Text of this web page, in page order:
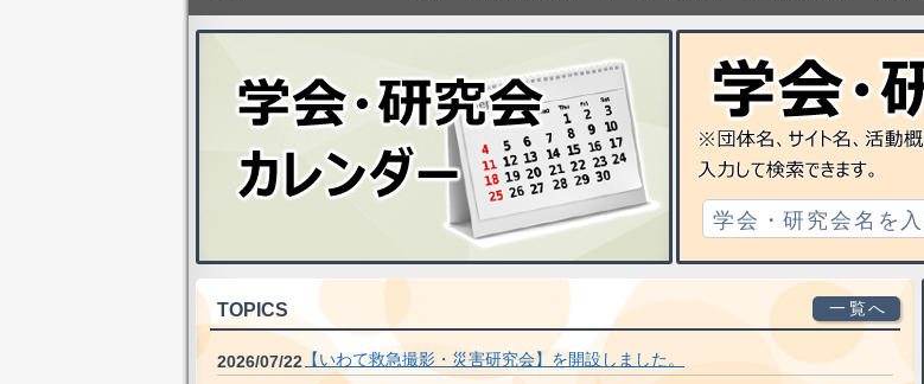
TOPICS 一覧へ
2026/07/22 【いわて救急撮影・災害研究会】を開設しました。